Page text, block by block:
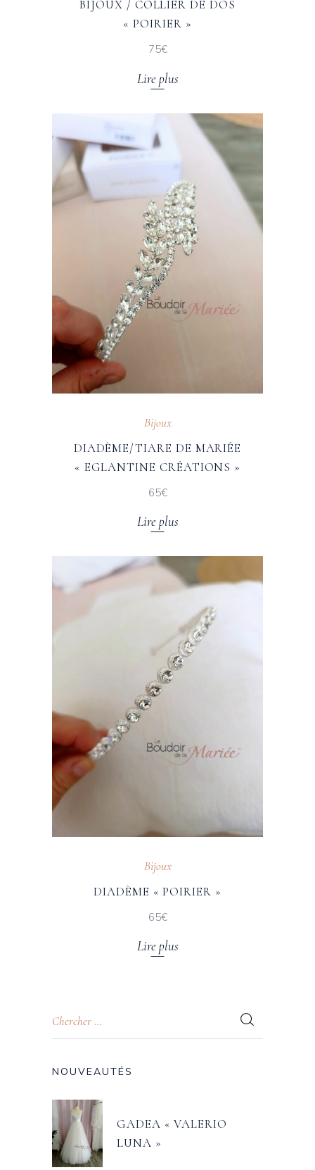
BIJOUX / COLLIER DE DOS
« POIRIER »
75€
Lire plus
Bijoux
DIADÈME/TIARE DE MARIÉE
« EGLANTINE CRÉATIONS »
65€
Lire plus
Bijoux
DIADÈME « POIRIER »
65€
Lire plus
NOUVEAUTÉS
GADEA « VALERIO
LUNA »